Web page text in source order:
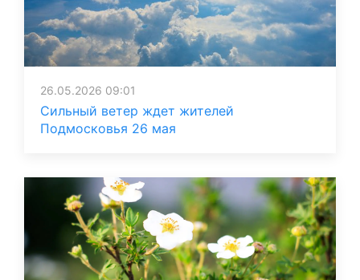
26.05.2026 09:01
Сильный ветер ждет жителей
Подмосковья 26 мая